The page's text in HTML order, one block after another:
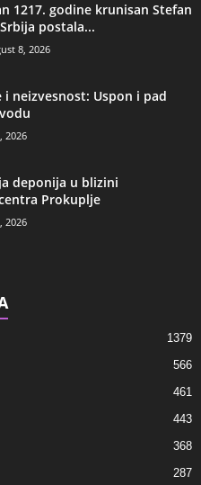
1217. godine krunisan Stefan
postala...
8, 2026
neizvesnost: Uspon i pad
2026
deponija u blizini
Prokuplje
2026
1379
566
461
443
368
287